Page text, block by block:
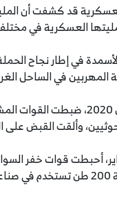
قد كشفت أن
العسكرية في
في إطار نجاح
المهربين في الساحل
والثلاثاء 24 مارس
وألقت القبض
22 فبراير، أحبطت